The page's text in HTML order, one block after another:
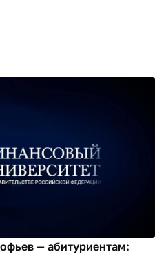
— абитуриентам: